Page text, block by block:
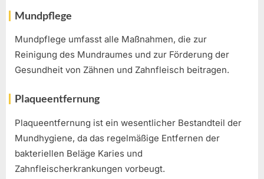
Mundpflege
Mundpflege umfasst alle Maßnahmen, die zur
Reinigung des Mundraumes und zur Förderung der
Gesundheit von Zähnen und Zahnfleisch beitragen.
Plaqueentfernung
Plaqueentfernung ist ein wesentlicher Bestandteil der
Mundhygiene, da das regelmäßige Entfernen der
bakteriellen Beläge Karies und
Zahnfleischerkrankungen vorbeugt.